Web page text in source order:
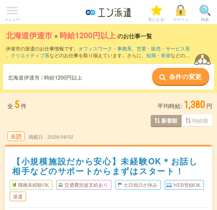
メニュー 気になる! ログイン 検索
北海道伊達市 × 時給1200円以上のお仕事一覧
伊達市の派遣のお仕事情報です。 オフィスワーク・事務系、 営業・販売・サービス系
、 クリエイティブ系などのお仕事を取り揃えています。さらに、 短期 ・ 単発などの期
北海道伊達市 / 時給1200円以上 条件の変更
全 5件 平均時給: 1,380 円
新着順 時給順
未読 掲載日 2026/08/02
【小規模施設だから安心】未経験OK＊お話し
相手などのサポートからまずはスタート！
職種未経験OK 交通費別途支給あり 土日祝日が休み WEB登録OK
派遣